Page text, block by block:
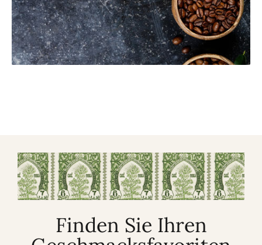
Finden Sie Ihren